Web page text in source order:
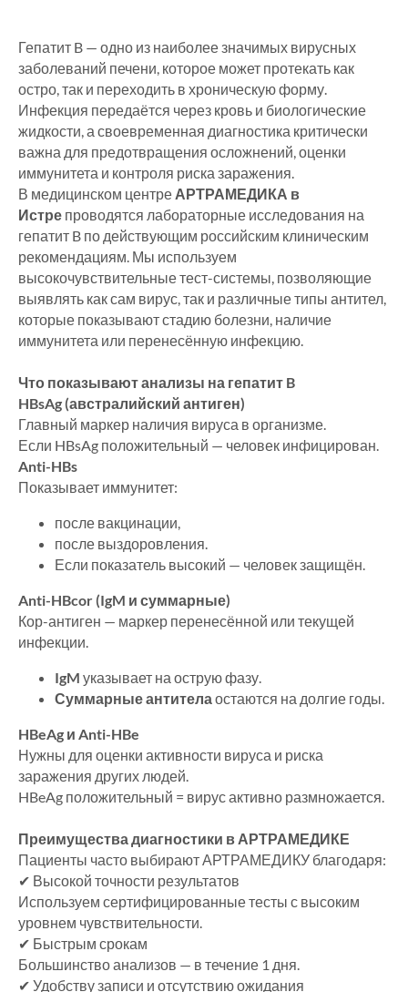
Гепатит B — одно из наиболее значимых вирусных
заболеваний печени, которое может протекать как
остро, так и переходить в хроническую форму.
Инфекция передаётся через кровь и биологические
жидкости, а своевременная диагностика критически
важна для предотвращения осложнений, оценки
иммунитета и контроля риска заражения.
В медицинском центре АРТРАМЕДИКА в
Истре проводятся лабораторные исследования на
гепатит B по действующим российским клиническим
рекомендациям. Мы используем
высокочувствительные тест-системы, позволяющие
выявлять как сам вирус, так и различные типы антител,
которые показывают стадию болезни, наличие
иммунитета или перенесённую инфекцию.
Что показывают анализы на гепатит B
HBsAg (австралийский антиген)
Главный маркер наличия вируса в организме.
Если HBsAg положительный — человек инфицирован.
Anti-HBs
Показывает иммунитет:
после вакцинации,
после выздоровления.
Если показатель высокий — человек защищён.
Anti-HBcor (IgM и суммарные)
Кор-антиген — маркер перенесённой или текущей
инфекции.
IgM указывает на острую фазу.
Суммарные антителаостаются на долгие годы.
HBeAg и Anti-HBe
Нужны для оценки активности вируса и риска
заражения других людей.
HBeAg положительный = вирус активно размножается.
Преимущества диагностики в АРТРАМЕДИКЕ
Пациенты часто выбирают АРТРАМЕДИКУ благодаря:
✔ Высокой точности результатов
Используем сертифицированные тесты с высоким
уровнем чувствительности.
✔ Быстрым срокам
Большинство анализов — в течение 1 дня.
✔ Удобству записи и отсутствию ожидания